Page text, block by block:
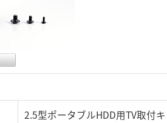
2.5型ポータブルHDD用TV取付